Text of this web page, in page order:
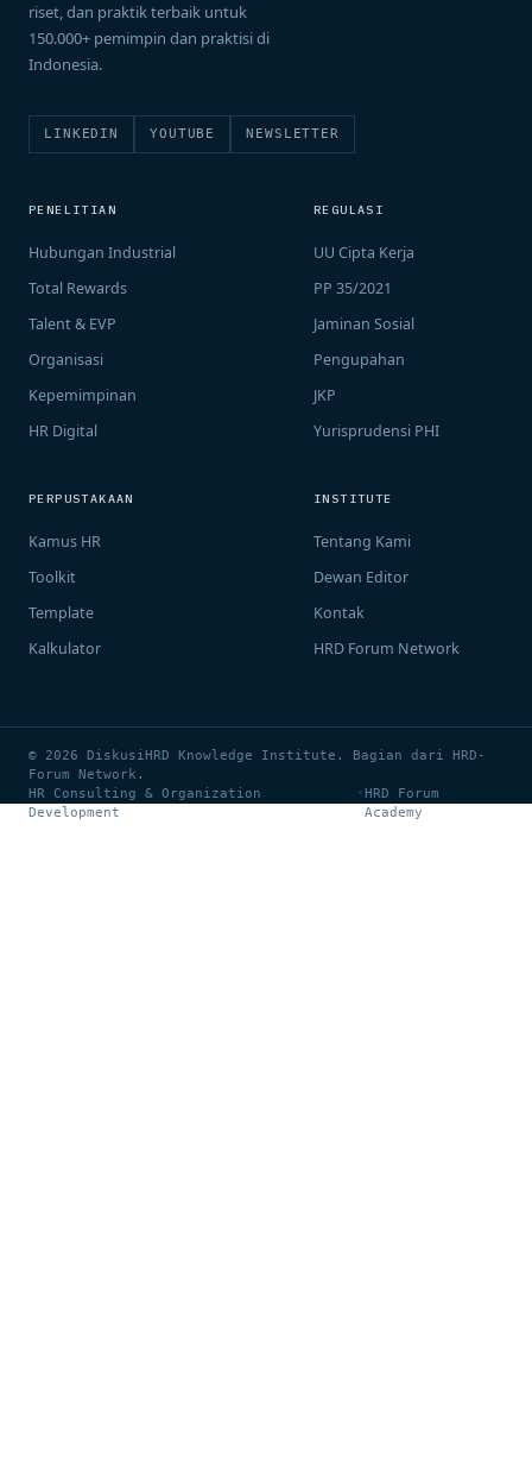
riset, dan praktik terbaik untuk
150.000+ pemimpin dan praktisi di
Indonesia.
LINKEDIN YOUTUBE NEWSLETTER
PENELITIAN
Hubungan Industrial
Total Rewards
Talent & EVP
Organisasi
Kepemimpinan
HR Digital
REGULASI
UU Cipta Kerja
PP 35/2021
Jaminan Sosial
Pengupahan
JKP
Yurisprudensi PHI
PERPUSTAKAAN
Kamus HR
Toolkit
Template
Kalkulator
INSTITUTE
Tentang Kami
Dewan Editor
Kontak
HRD Forum Network
© 2026 DiskusiHRD Knowledge Institute. Bagian dari HRD-
Forum Network.
HR Consulting & Organization
Development
•HRD Forum
Academy